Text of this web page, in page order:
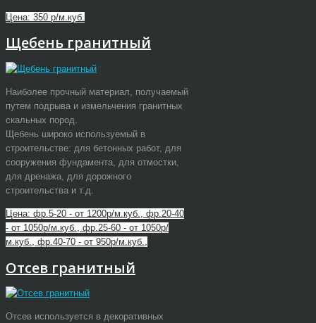
Цена: 350 р/м.куб.
Щебень гранитный
Наиболее прочный материал, получаемый
путем подрыва и измельчения гранитных
скальных пород.
Щебень широко используемый в
строительстве: для бетонных работ, для
сооружения фундамента, для отмостки,
для дренажа, для дорожного
строительства и т.д.
Цена: фр.5-20 - от 1200р/м.куб., фр.20-40
- от 1050р/м.куб., фр.25-60 - от 1050р/
м.куб., фр.40-70 - от 950р/м.куб.,
Отсев гранитный
Отсев используется в декоративных